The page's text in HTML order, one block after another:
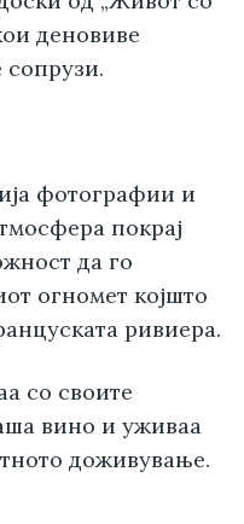
деновиве
сопрузи.
фотографии и
покрај
да го
огномет којшто
ривиера.
со своите
вино и уживаа
доживување.